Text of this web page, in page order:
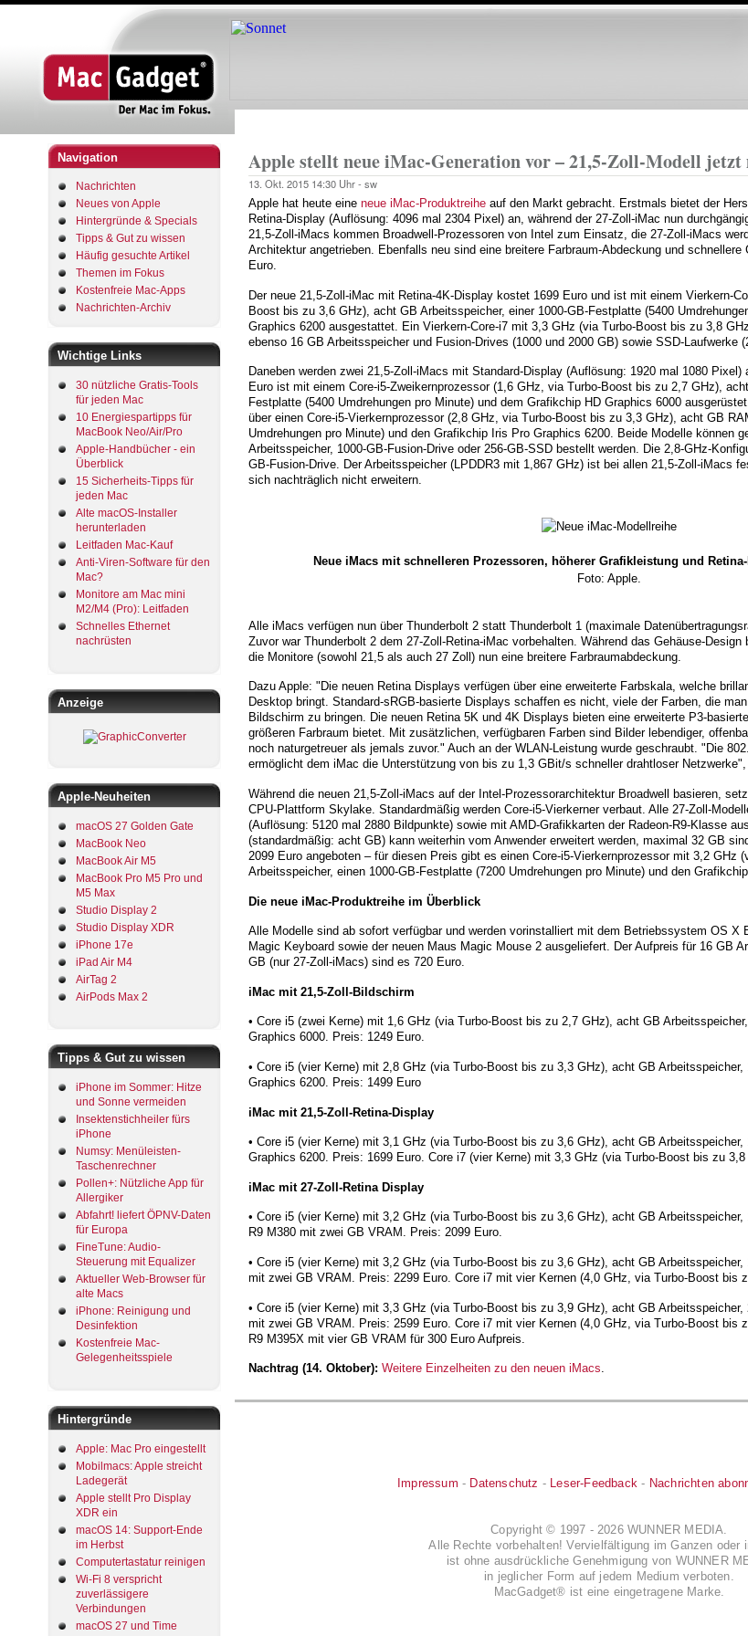
Direkt
Navigation
Nachrichten
Neues von Apple
Hintergründe & Specials
Tipps & Gut zu wissen
Häufig gesuchte Artikel
Themen im Fokus
Kostenfreie Mac-Apps
Nachrichten-Archiv
Wichtige Links
30 nützliche Gratis-Tools
für jeden Mac
10 Energiespartipps für
MacBook Neo/Air/Pro
Apple-Handbücher - ein
Überblick
15 Sicherheits-Tipps für
jeden Mac
Alte macOS-Installer
herunterladen
Leitfaden Mac-Kauf
Anti-Viren-Software für den
Mac?
Monitore am Mac mini
M2/M4 (Pro): Leitfaden
Schnelles Ethernet
nachrüsten
Anzeige
Apple-Neuheiten
macOS 27 Golden Gate
MacBook Neo
MacBook Air M5
MacBook Pro M5 Pro und
M5 Max
Studio Display 2
Studio Display XDR
iPhone 17e
iPad Air M4
AirTag 2
AirPods Max 2
Tipps & Gut zu wissen
iPhone im Sommer: Hitze
und Sonne vermeiden
Insektenstichheiler fürs
iPhone
Numsy: Menüleisten-
Taschenrechner
Pollen+: Nützliche App für
Allergiker
Abfahrt! liefert ÖPNV-Daten
für Europa
FineTune: Audio-
Steuerung mit Equalizer
Aktueller Web-Browser für
alte Macs
iPhone: Reinigung und
Desinfektion
Kostenfreie Mac-
Gelegenheitsspiele
Hintergründe
Apple: Mac Pro eingestellt
Mobilmacs: Apple streicht
Ladegerät
Apple stellt Pro Display
XDR ein
macOS 14: Support-Ende
im Herbst
Computertastatur reinigen
Wi-Fi 8 verspricht
zuverlässigere
Verbindungen
macOS 27 und Time
Apple stellt neue iMac-Generation vor – 21,5-Zoll-Modell
13. Okt. 2015 14:30 Uhr - sw
Apple hat heute eine neue iMac-Produktreihe auf den Markt gebracht. Erstmals bietet der
Retina-Display (Auflösung: 4096 mal 2304 Pixel) an, während der 27-Zoll-iMac nun
21,5-Zoll-iMacs kommen Broadwell-Prozessoren von Intel zum Einsatz, die 27-Zoll-iMacs
Architektur angetrieben. Ebenfalls neu sind eine breitere Farbraum-Abdeckung und
Euro.
Der neue 21,5-Zoll-iMac mit Retina-4K-Display kostet 1699 Euro und ist mit einem Vierkern-
Boost bis zu 3,6 GHz), acht GB Arbeitsspeicher, einer 1000-GB-Festplatte (5400
Graphics 6200 ausgestattet. Ein Vierkern-Core-i7 mit 3,3 GHz (via Turbo-Boost bis zu 3,8
ebenso 16 GB Arbeitsspeicher und Fusion-Drives (1000 und 2000 GB) sowie SSD-Laufwerke
Daneben werden zwei 21,5-Zoll-iMacs mit Standard-Display (Auflösung: 1920 mal 1080
Euro ist mit einem Core-i5-Zweikernprozessor (1,6 GHz, via Turbo-Boost bis zu 2,7 GHz),
Festplatte (5400 Umdrehungen pro Minute) und dem Grafikchip HD Graphics 6000
über einen Core-i5-Vierkernprozessor (2,8 GHz, via Turbo-Boost bis zu 3,3 GHz), acht GB
Umdrehungen pro Minute) und den Grafikchip Iris Pro Graphics 6200. Beide Modelle können
Arbeitsspeicher, 1000-GB-Fusion-Drive oder 256-GB-SSD bestellt werden. Die 2,8-GHz-
GB-Fusion-Drive. Der Arbeitsspeicher (LPDDR3 mit 1,867 GHz) ist bei allen 21,5-Zoll-iMacs
sich nachträglich nicht erweitern.
Neue iMacs mit schnelleren Prozessoren, höherer Grafikleistung und
Foto: Apple.
Alle iMacs verfügen nun über Thunderbolt 2 statt Thunderbolt 1 (maximale
Zuvor war Thunderbolt 2 dem 27-Zoll-Retina-iMac vorbehalten. Während das Gehäuse-
die Monitore (sowohl 21,5 als auch 27 Zoll) nun eine breitere Farbraumabdeckung.
Dazu Apple: "Die neuen Retina Displays verfügen über eine erweiterte Farbskala, welche
Desktop bringt. Standard-sRGB-basierte Displays schaffen es nicht, viele der Farben, die
Bildschirm zu bringen. Die neuen Retina 5K und 4K Displays bieten eine erweiterte P3-
größeren Farbraum bietet. Mit zusätzlichen, verfügbaren Farben sind Bilder lebendiger,
noch naturgetreuer als jemals zuvor." Auch an der WLAN-Leistung wurde geschraubt. "Die
ermöglicht dem iMac die Unterstützung von bis zu 1,3 GBit/s schneller drahtloser
Während die neuen 21,5-Zoll-iMacs auf der Intel-Prozessorarchitektur Broadwell basieren,
CPU-Plattform Skylake. Standardmäßig werden Core-i5-Vierkerner verbaut. Alle 27-Zoll-
(Auflösung: 5120 mal 2880 Bildpunkte) sowie mit AMD-Grafikkarten der Radeon-R9-Klasse
(standardmäßig: acht GB) kann weiterhin vom Anwender erweitert werden, maximal 32 GB
2099 Euro angeboten – für diesen Preis gibt es einen Core-i5-Vierkernprozessor mit 3,2 GHz
Arbeitsspeicher, einen 1000-GB-Festplatte (7200 Umdrehungen pro Minute) und den
Die neue iMac-Produktreihe im Überblick
Alle Modelle sind ab sofort verfügbar und werden vorinstalliert mit dem Betriebssystem OS X
Magic Keyboard sowie der neuen Maus Magic Mouse 2 ausgeliefert. Der Aufpreis für 16 GB
GB (nur 27-Zoll-iMacs) sind es 720 Euro.
iMac mit 21,5-Zoll-Bildschirm
• Core i5 (zwei Kerne) mit 1,6 GHz (via Turbo-Boost bis zu 2,7 GHz), acht GB
Graphics 6000. Preis: 1249 Euro.
• Core i5 (vier Kerne) mit 2,8 GHz (via Turbo-Boost bis zu 3,3 GHz), acht GB
Graphics 6200. Preis: 1499 Euro
iMac mit 21,5-Zoll-Retina-Display
• Core i5 (vier Kerne) mit 3,1 GHz (via Turbo-Boost bis zu 3,6 GHz), acht GB
Graphics 6200. Preis: 1699 Euro. Core i7 (vier Kerne) mit 3,3 GHz (via Turbo-Boost bis zu
iMac mit 27-Zoll-Retina Display
• Core i5 (vier Kerne) mit 3,2 GHz (via Turbo-Boost bis zu 3,6 GHz), acht GB
R9 M380 mit zwei GB VRAM. Preis: 2099 Euro.
• Core i5 (vier Kerne) mit 3,2 GHz (via Turbo-Boost bis zu 3,6 GHz), acht GB
mit zwei GB VRAM. Preis: 2299 Euro. Core i7 mit vier Kernen (4,0 GHz, via Turbo-Boost bis
• Core i5 (vier Kerne) mit 3,3 GHz (via Turbo-Boost bis zu 3,9 GHz), acht GB
mit zwei GB VRAM. Preis: 2599 Euro. Core i7 mit vier Kernen (4,0 GHz, via Turbo-Boost bis
R9 M395X mit vier GB VRAM für 300 Euro Aufpreis.
Nachtrag (14. Oktober): Weitere Einzelheiten zu den neuen iMacs.
Impressum - Datenschutz - Leser-Feedback - Nachrichten
Copyright © 1997 - 2026 WUNNER MEDIA.
Alle Rechte vorbehalten! Vervielfältigung im Ganzen oder
ist ohne ausdrückliche Genehmigung von WUNNER
in jeglicher Form auf jedem Medium verboten.
MacGadget® ist eine eingetragene Marke.